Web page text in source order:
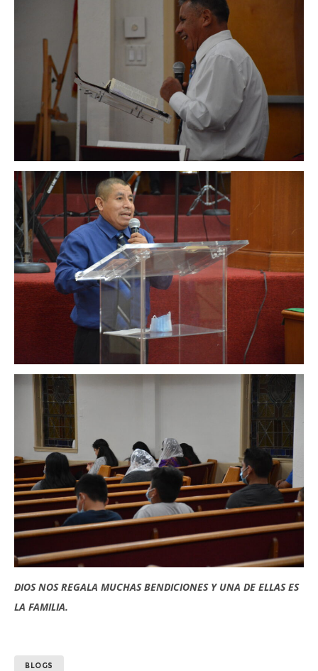
DIOS NOS REGALA MUCHAS BENDICIONES Y UNA DE ELLAS ES
LA FAMILIA.
BLOGS